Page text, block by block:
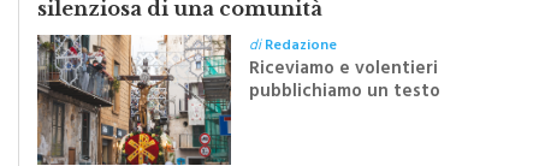
diRedazione
Riceviamo e volentieri
pubblichiamo un testo
inviato dalla scrittrice
monrealese Mariella